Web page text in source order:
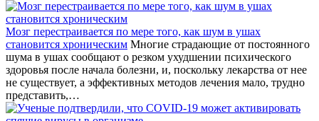
Мозг перестраивается по мере того, как шум в ушах
становится хроническим Многие страдающие от постоянного
шума в ушах сообщают о резком ухудшении психического
здоровья после начала болезни, и, поскольку лекарства от нее
не существует, а эффективных методов лечения мало, трудно
представить,…